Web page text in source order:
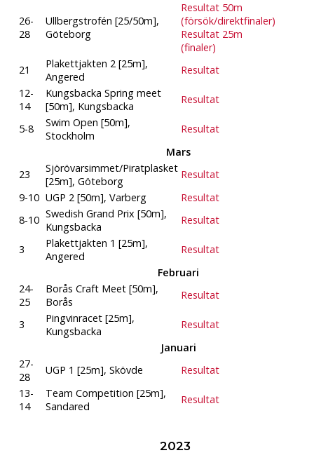
26-
28
Ullbergstrofén [25/50m],
Göteborg
Resultat 50m
(försök/direktfinaler)
Resultat 25m
(finaler)
21
Plakettjakten 2 [25m],
Angered
Resultat
12-
14
Kungsbacka Spring meet
[50m], Kungsbacka
Resultat
5-8
Swim Open [50m],
Stockholm
Resultat
Mars
23
Sjörövarsimmet/Piratplasket
[25m], Göteborg
Resultat
9-10 UGP 2 [50m], Varberg
Resultat
8-10 Swedish Grand Prix [50m],
Kungsbacka
Resultat
3
Plakettjakten 1 [25m],
Angered
Resultat
Februari
24-
25
Borås Craft Meet [50m],
Borås
Resultat
3
Pingvinracet [25m],
Kungsbacka
Resultat
Januari
27-
28
UGP 1 [25m], Skövde
Resultat
13-
14
Team Competition [25m],
Sandared
Resultat
2023